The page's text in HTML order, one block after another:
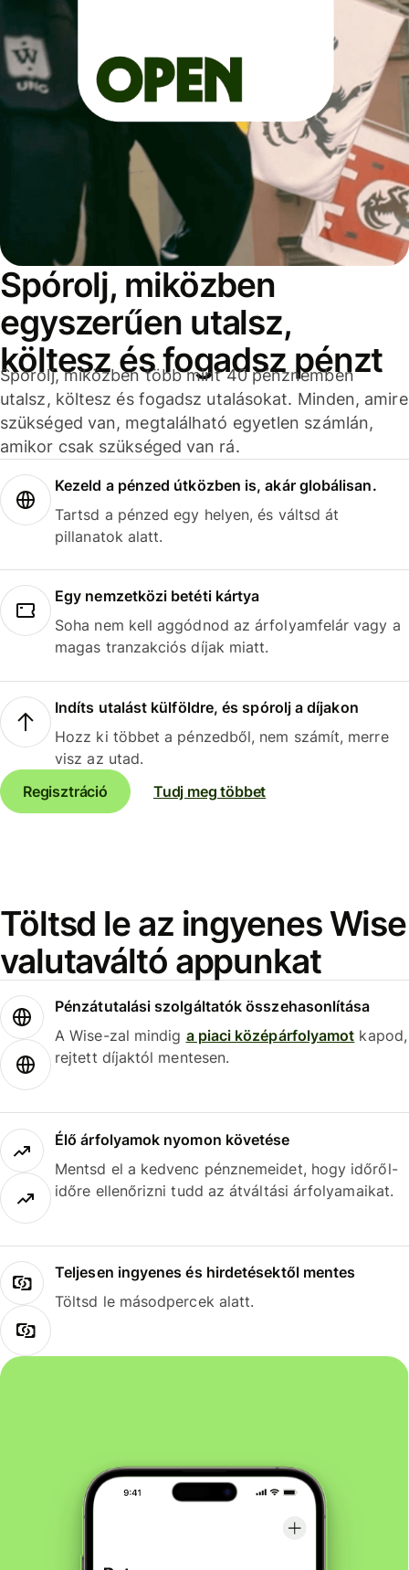
Spórolj, miközben
egyszerűen utalsz,
költesz és fogadsz pénzt
Spórolj, miközben több mint 40 pénznemben
utalsz, költesz és fogadsz utalásokat. Minden, amire
szükséged van, megtalálható egyetlen számlán,
amikor csak szükséged van rá.
Kezeld a pénzed útközben is, akár globálisan.
Tartsd a pénzed egy helyen, és váltsd át
pillanatok alatt.
Egy nemzetközi betéti kártya
Soha nem kell aggódnod az árfolyamfelár vagy a
magas tranzakciós díjak miatt.
Indíts utalást külföldre, és spórolj a díjakon
Hozz ki többet a pénzedből, nem számít, merre
visz az utad.
Regisztráció
Tudj meg többet
Töltsd le az ingyenes Wise
valutaváltó appunkat
Pénzátutalási szolgáltatók összehasonlítása
A Wise-zal mindig a piaci középárfolyamot kapod,
rejtett díjaktól mentesen.
Élő árfolyamok nyomon követése
Mentsd el a kedvenc pénznemeidet, hogy időről-
időre ellenőrizni tudd az átváltási árfolyamaikat.
Teljesen ingyenes és hirdetésektől mentes
Töltsd le másodpercek alatt.